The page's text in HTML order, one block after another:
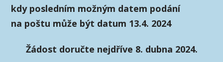
kdy posledním možným datem podání
na poštu může být datum 13.4. 2024
Žádost doručte nejdříve 8. dubna 2024.